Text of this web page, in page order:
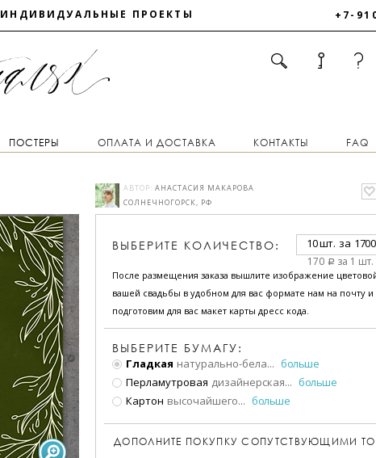
ИНДИВИДУАЛЬНЫЕ ПРОЕКТЫ +7-
ПОСТЕРЫ ОПЛАТА И ДОСТАВКА КОНТАКТЫ FAQ
АВТОР: АНАСТАСИЯ МАКАРОВА
СОЛНЕЧНОГОРСК, РФ
ВЫБЕРИТЕ КОЛИЧЕСТВО: 10 шт. за 1700
170 a за 1 шт.
После размещения заказа вышлите изображение
вашей свадьбы в удобном для вас формате нам на почту
подготовим для вас макет карты дресс кода.
ВЫБЕРИТЕ БУМАГУ:
Гладкая натурально-бела... больше
Перламутровая дизайнерская... больше
Картон высочайшего... больше
ДОПОЛНИТЕ ПОКУПКУ СОПУТСТВУЮЩИМИ